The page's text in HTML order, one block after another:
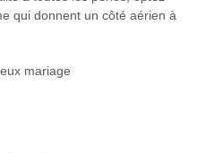
qui donnent un côté aérien à